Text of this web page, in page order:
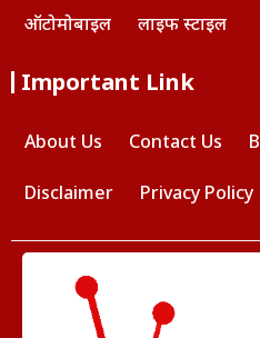
ऑटोमोबाइल लाइफ स्टाइल
Important Link
About Us Contact Us
Disclaimer Privacy Policy